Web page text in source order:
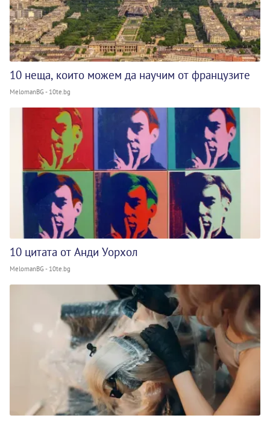
10 неща, които можем да научим от французите
MelomanBG - 10te.bg
10 цитата от Анди Уорхол
MelomanBG - 10te.bg